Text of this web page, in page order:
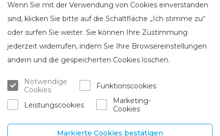
Über Brasta Glass
Über uns
Karriere
Ansprechpartner
Kundenservice
n
Wenn Sie mit der Verwendung von Cookies einverstanden
sind, klicken Sie bitte auf die Schaltfläche „Ich stimme zu“
oder surfen Sie weiter. Sie können Ihre Zustimmung
jederzeit widerrufen, indem Sie Ihre Browsereinstellungen
ändern und die gespeicherten Cookies löschen.
Notwendige
Cookies
Funktionscookies
Leistungscookies
Marketing-
Cookies
Markierte Cookies bestätigen